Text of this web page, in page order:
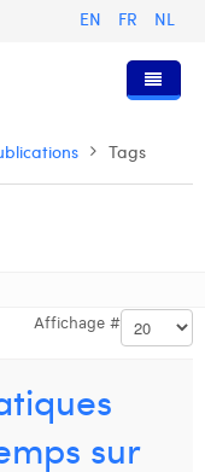
EN FR NL
Tags
Affichage #
sur